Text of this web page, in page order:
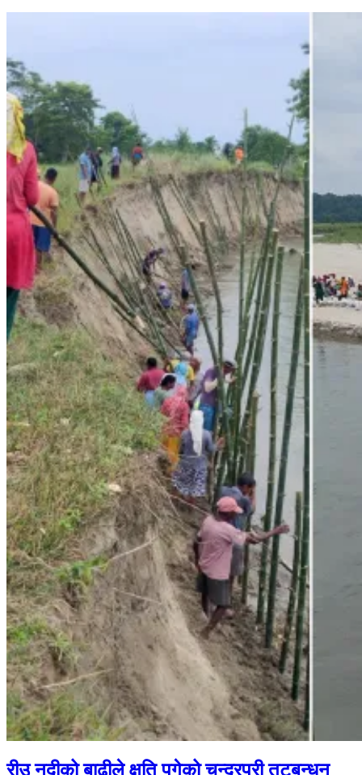
रीउ नदीको बाढीले क्षति पुगेको चन्द्रपुरी तटबन्धन